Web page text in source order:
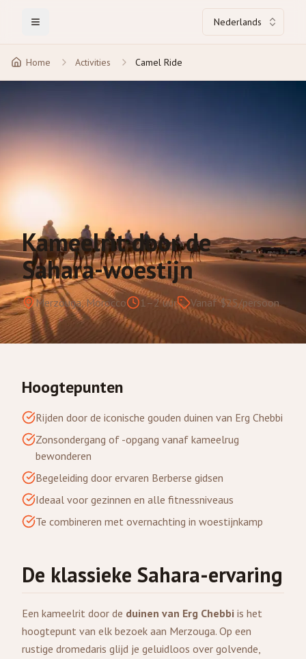
Toggle Menu Nederlands
Home Activities Camel Ride
Kameelrit door de
Sahara-woestijn
Merzouga, Morocco 1–2 uur Vanaf $25/persoon
Hoogtepunten
Rijden door de iconische gouden duinen van Erg Chebbi
Zonsondergang of -opgang vanaf kameelrug
bewonderen
Begeleiding door ervaren Berberse gidsen
Ideaal voor gezinnen en alle fitnessniveaus
Te combineren met overnachting in woestijnkamp
De klassieke Sahara-ervaring
Een kameelrit door de duinen van Erg Chebbi is het
hoogtepunt van elk bezoek aan Merzouga. Op een
rustige dromedaris glijd je geluidloos over golvende,